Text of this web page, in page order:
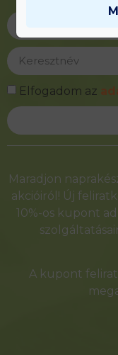
Elfogadom az
Alternative:
Maradjon
akcióiról! Új
10%-os kupont
A kupont